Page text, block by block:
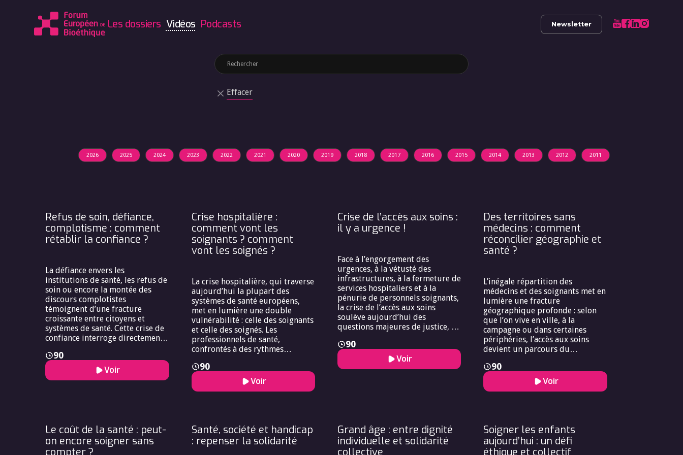
Les dossiers Vidéos Podcasts Newsletter
Effacer
2026 2025 2024 2023 2022 2021 2020 2019 2018 2017 2016 2015 2014 2013 2012 2011
Refus de soin, défiance,
complotisme : comment
rétablir la confiance ?
La défiance envers les
institutions de santé, les refus de
soin ou encore la montée des
discours complotistes
témoignent d’une fracture
croissante entre citoyens et
systèmes de santé. Cette crise de
confiance interroge directement
aussi la légitimité des politiques
publiques. Elle révèle un conflit
entre l’intérêt collectif —
contraignantes. Répondre à cette
problématique ne peut se
réduire à corriger des « fake
90
Voir
Crise hospitalière :
comment vont les
soignants ? comment
vont les soignés ?
La crise hospitalière, qui traverse
aujourd’hui la plupart des
systèmes de santé européens,
met en lumière une double
vulnérabilité : celle des soignants
et celle des soignés. Les
professionnels de santé,
confrontés à des rythmes
chronique de moyens et à une
reconnaissance insuffisante,
voient leur vocation fragilisée et
croissants, des inégalités d’accès
aux soins. Cette tension révèle un
paradoxe bioéthique : comment
90
Voir
Crise de l’accès aux soins :
il y a urgence !
Face à l’engorgement des
urgences, à la vétusté des
infrastructures, à la fermeture de
services hospitaliers et à la
pénurie de personnels soignants,
la crise de l’accès aux soins
soulève aujourd’hui des
questions majeures de justice, de
collective. Ce phénomène, qui
touche l’ensemble du territoire
français, est loin d’être isolé :
budgétaires, de vieillissement de
la population et d’épuisement
des professionnels ? Quels
arbitrages éthiques faut-il
90
Voir
Des territoires sans
médecins : comment
réconcilier géographie et
santé ?
L’inégale répartition des
médecins et des soignants met en
lumière une fracture
géographique profonde : selon
que l’on vive en ville, à la
campagne ou dans certaines
périphéries, l’accès aux soins
devient un parcours du
qualifié de « désert médical »,
pose une question bioéthique :
comment garantir à chaque
ressources dans les zones les plus
denses ou les plus rentables ? Les
conséquences sont multiples :
90
Voir
Le coût de la santé : peut-
on encore soigner sans
Santé, société et handicap
: repenser la solidarité
Grand âge : entre dignité
individuelle et solidarité
Soigner les enfants
aujourd’hui : un défi